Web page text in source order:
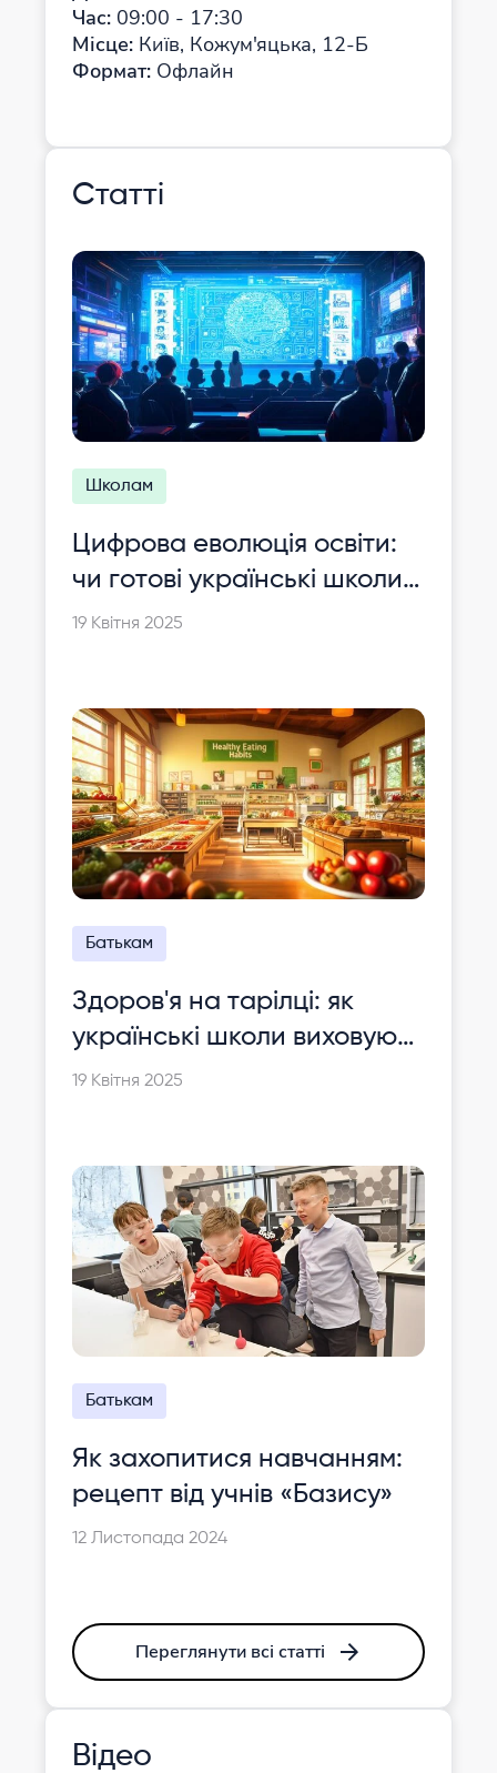
Час: 09:00 - 17:30
Місце: Київ, Кожум'яцька, 12-Б
Формат: Офлайн
Статті
Школам
Цифрова еволюція освіти:
чи готові українські школи
ділитися своїми ноу-хау?
19 Квітня 2025
Батькам
Здоров'я на тарілці: як
українські школи виховують
культуру харчування
19 Квітня 2025
Батькам
Як захопитися навчанням:
рецепт від учнів «Базису»
12 Листопада 2024
Переглянути всі статті
Відео